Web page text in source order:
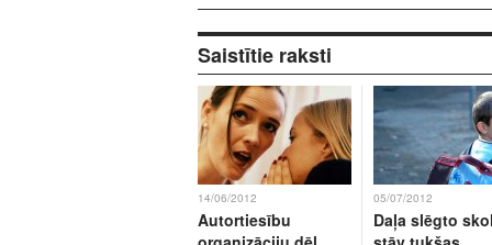
Saistītie raksti
14/06/2012
Autortiesību
05/07/2012
Daļa slēgto